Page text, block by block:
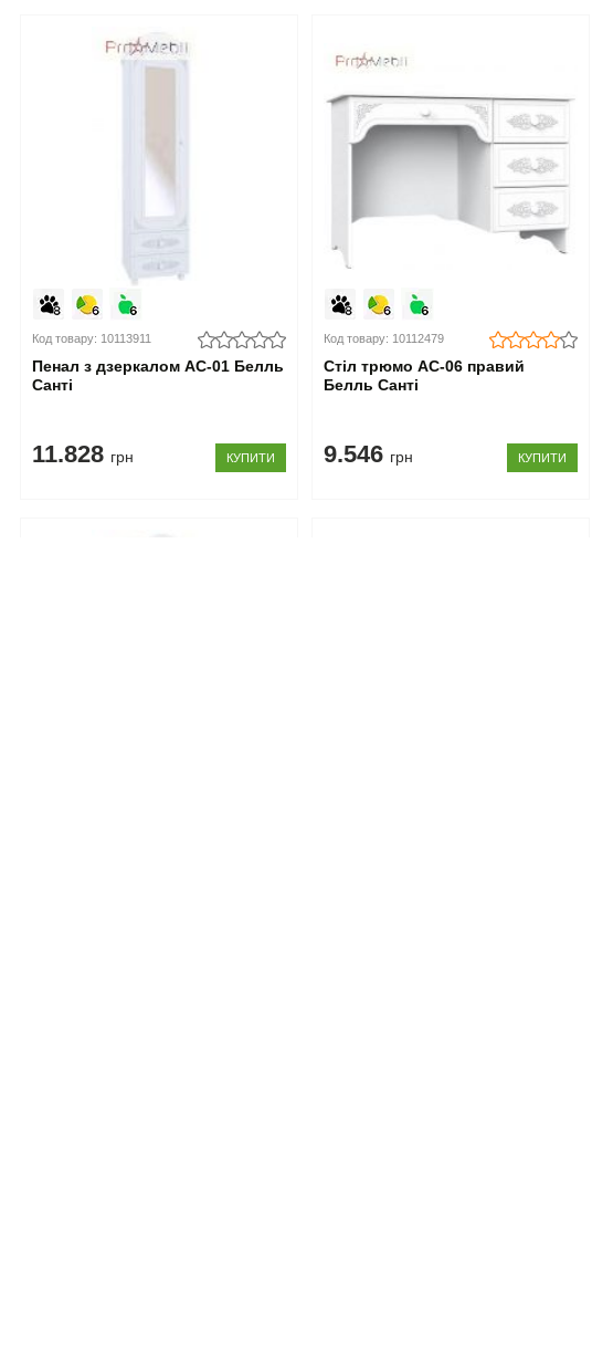
Код товару: 10113911
Пенал з дзеркалом АС-01 Белль
Санті
11.828 грн КУПИТИ
Код товару: 10112479
Стіл трюмо АС-06 правий
Белль Санті
9.546 грн КУПИТИ